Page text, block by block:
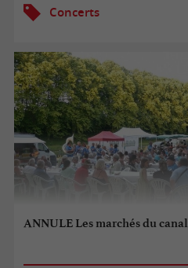
Concerts
ANNULE Les marchés du canal